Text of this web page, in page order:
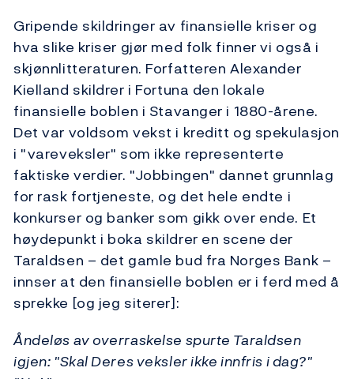
Gripende skildringer av finansielle kriser og
hva slike kriser gjør med folk finner vi også i
skjønnlitteraturen. Forfatteren Alexander
Kielland skildrer i Fortuna den lokale
finansielle boblen i Stavanger i 1880-årene.
Det var voldsom vekst i kreditt og spekulasjon
i "vareveksler" som ikke representerte
faktiske verdier. "Jobbingen" dannet grunnlag
for rask fortjeneste, og det hele endte i
konkurser og banker som gikk over ende. Et
høydepunkt i boka skildrer en scene der
Taraldsen – det gamle bud fra Norges Bank –
innser at den finansielle boblen er i ferd med å
sprekke [og jeg siterer]:
Åndeløs av overraskelse spurte Taraldsen
igjen: "Skal Deres veksler ikke innfris i dag?"